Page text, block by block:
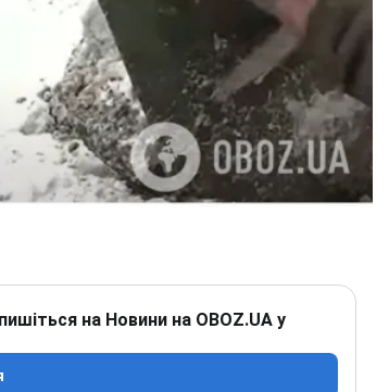
на Новини на OBOZ.UA у